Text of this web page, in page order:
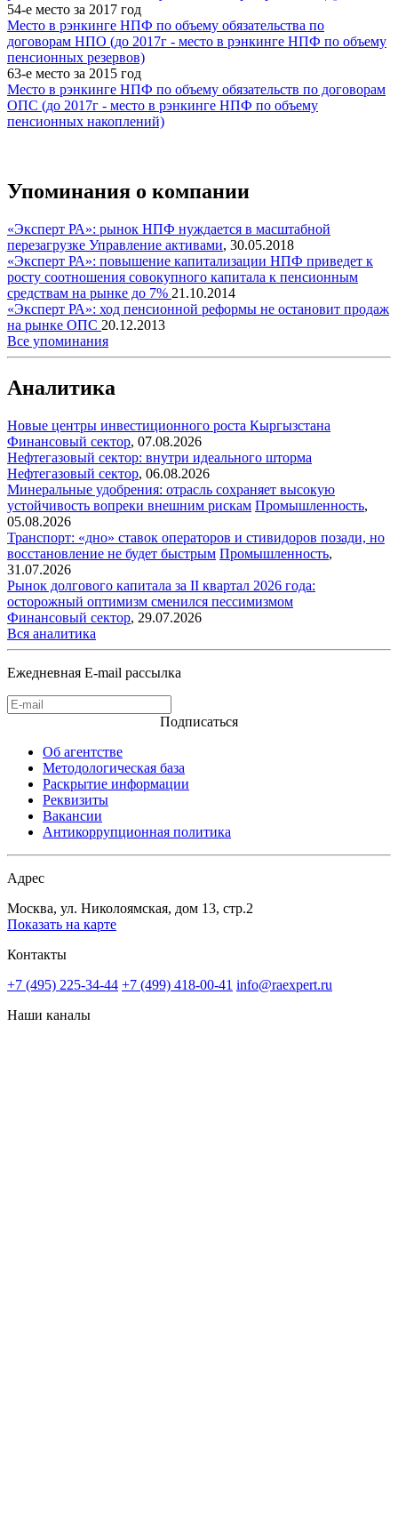
54-е место за 2017 год
Место в рэнкинге НПФ по объему обязательства по
договорам НПО (до 2017г - место в рэнкинге НПФ по объему
пенсионных резервов)
63-е место за 2015 год
Место в рэнкинге НПФ по объему обязательств по договорам
ОПС (до 2017г - место в рэнкинге НПФ по объему
пенсионных накоплений)
Упоминания о компании
«Эксперт РА»: рынок НПФ нуждается в масштабной
перезагрузке Управление активами, 30.05.2018
«Эксперт РА»: повышение капитализации НПФ приведет к
росту соотношения совокупного капитала к пенсионным
средствам на рынке до 7% 21.10.2014
«Эксперт РА»: ход пенсионной реформы не остановит продаж
на рынке ОПС 20.12.2013
Все упоминания
Аналитика
Новые центры инвестиционного роста Кыргызстана
Финансовый сектор, 07.08.2026
Нефтегазовый сектор: внутри идеального шторма
Нефтегазовый сектор, 06.08.2026
Минеральные удобрения: отрасль сохраняет высокую
устойчивость вопреки внешним рискам Промышленность,
05.08.2026
Транспорт: «дно» ставок операторов и стивидоров позади, но
восстановление не будет быстрым Промышленность,
31.07.2026
Рынок долгового капитала за II квартал 2026 года:
осторожный оптимизм сменился пессимизмом
Финансовый сектор, 29.07.2026
Вся аналитика
Ежедневная E-mail рассылка
Подписаться
Об агентстве
Методологическая база
Раскрытие информации
Реквизиты
Вакансии
Антикоррупционная политика
Адрес
Москва, ул. Николоямская, дом 13, стр.2
Показать на карте
Контакты
+7 (495) 225-34-44 +7 (499) 418-00-41 info@raexpert.ru
Наши каналы